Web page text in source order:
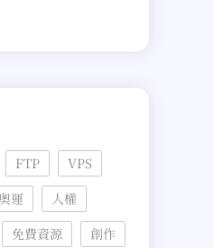
FTP
VPS
運
人權
免費資源
創作